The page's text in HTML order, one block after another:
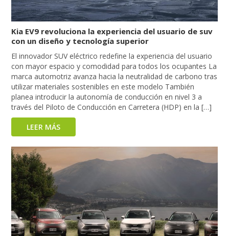
Kia EV9 revoluciona la experiencia del usuario de suv
con un diseño y tecnología superior
El innovador SUV eléctrico redefine la experiencia del usuario
con mayor espacio y comodidad para todos los ocupantes La
marca automotriz avanza hacia la neutralidad de carbono tras
utilizar materiales sostenibles en este modelo También
planea introducir la autonomía de conducción en nivel 3 a
través del Piloto de Conducción en Carretera (HDP) en la […]
LEER MÁS